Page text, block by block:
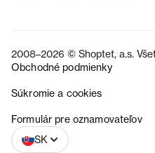
2008–2026 © Shoptet, a.s.
Obchodné podmienky
Súkromie a cookies
Formulár pre oznamovateľov
SK